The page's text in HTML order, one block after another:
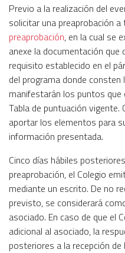
Previo a la realización del
solicitar una preaprobación
preaprobación, en la cual se
anexe la documentación
requisito establecido en el
del programa donde
manifestarán los puntos que
Tabla de puntuación vigente.
aportar los elementos para
información presentada.
Cinco días hábiles
preaprobación, el Colegio
mediante un escrito. De no
previsto, se considerará
asociado. En caso de que el
adicional al asociado, la
posteriores a la recepción